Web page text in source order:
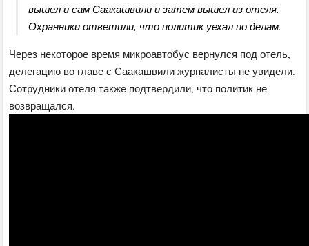
вышел и сам Саакашвили и затем вышел из отеля.
Охранники ответили, что политик уехал по делам.
Через некоторое время микроавтобус вернулся под отель,
делегацию во главе с Саакашвили журналисты не увидели.
Сотрудники отеля также подтвердили, что политик не
возвращался.